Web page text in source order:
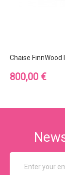
Chaise FinnWood
Prix
800,00 €